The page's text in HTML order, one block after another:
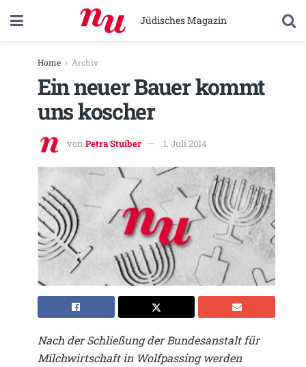
Jüdisches Magazin
Home Archiv
Ein neuer Bauer kommt
uns koscher
von Petra Stuiber 1. Juli 2014
Nach der Schließung der Bundesanstalt für
Milchwirtschaft in Wolfpassing werden